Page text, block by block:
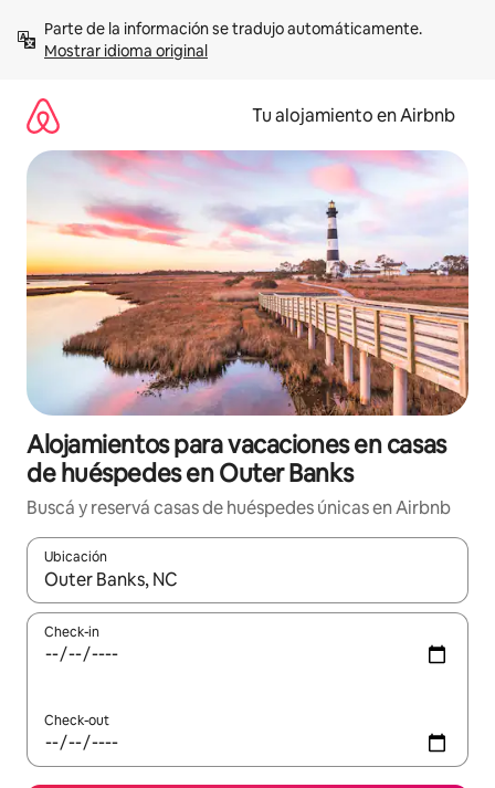
contenidoMostrar idioma original
Tu alojamiento en Airbnb
Alojamientos para vacaciones en casas
de huéspedes en Outer Banks
Buscá y reservá casas de huéspedes únicas en Airbnb
Ubicación
Cuando los resultados estén disponibles, navegá con las
Check-in
Check-out